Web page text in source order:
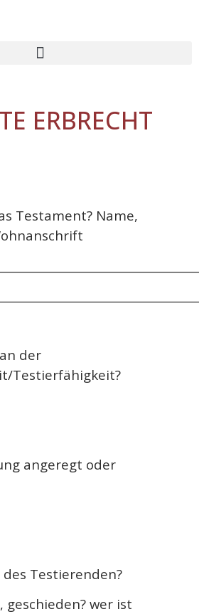
ERBRECHT
Testament? Name,
der
Testierfähigkeit?
angeregt oder
Testierenden?
wer ist